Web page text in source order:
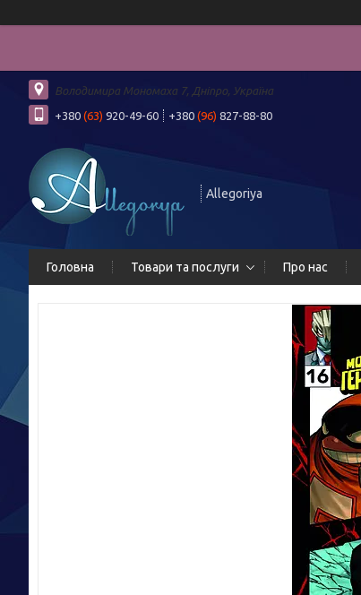
Володимира Мономаха 7, Дніпро, Україна
+380 (63) 920-49-60 +380 (96) 827-88-80
Allegoriya
Головна Товари та послуги Про нас